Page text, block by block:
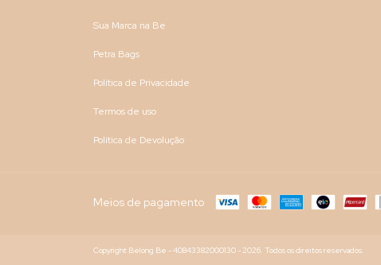
Sua Marca na Be
Petra Bags
Política de Privacidade
Termos de uso
Política de Devolução
Meios de pagamento
Copyright Belong Be - 40843382000130 - 2026. Todos os direitos reservados.